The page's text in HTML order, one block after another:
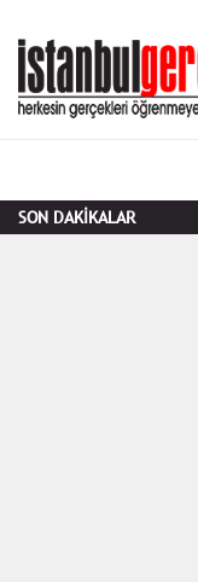
SON DAKİKALAR